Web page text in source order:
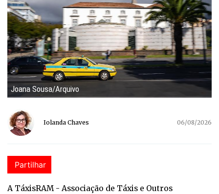
Joana Sousa/Arquivo
Iolanda Chaves 06/08/2026
Partilhar
A TáxisRAM - Associação de Táxis e Outros